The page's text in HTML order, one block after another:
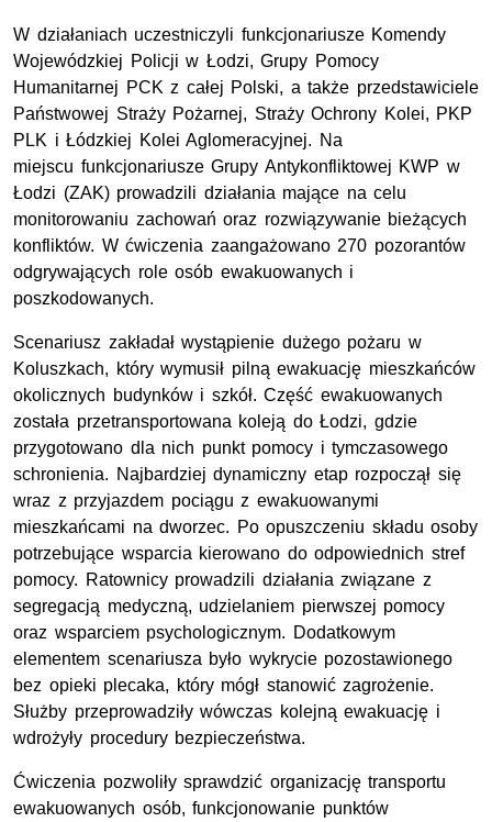
W działaniach uczestniczyli funkcjonariusze Komendy
Wojewódzkiej Policji w Łodzi, Grupy Pomocy
Humanitarnej PCK z całej Polski, a także przedstawiciele
Państwowej Straży Pożarnej, Straży Ochrony Kolei, PKP
PLK i Łódzkiej Kolei Aglomeracyjnej. Na
miejscu funkcjonariusze Grupy Antykonfliktowej KWP w
Łodzi (ZAK) prowadzili działania mające na celu
monitorowaniu zachowań oraz rozwiązywanie bieżących
konfliktów. W ćwiczenia zaangażowano 270 pozorantów
odgrywających role osób ewakuowanych i
poszkodowanych.
Scenariusz zakładał wystąpienie dużego pożaru w
Koluszkach, który wymusił pilną ewakuację mieszkańców
okolicznych budynków i szkół. Część ewakuowanych
została przetransportowana koleją do Łodzi, gdzie
przygotowano dla nich punkt pomocy i tymczasowego
schronienia. Najbardziej dynamiczny etap rozpoczął się
wraz z przyjazdem pociągu z ewakuowanymi
mieszkańcami na dworzec. Po opuszczeniu składu osoby
potrzebujące wsparcia kierowano do odpowiednich stref
pomocy. Ratownicy prowadzili działania związane z
segregacją medyczną, udzielaniem pierwszej pomocy
oraz wsparciem psychologicznym. Dodatkowym
elementem scenariusza było wykrycie pozostawionego
bez opieki plecaka, który mógł stanowić zagrożenie.
Służby przeprowadziły wówczas kolejną ewakuację i
wdrożyły procedury bezpieczeństwa.
Ćwiczenia pozwoliły sprawdzić organizację transportu
ewakuowanych osób, funkcjonowanie punktów